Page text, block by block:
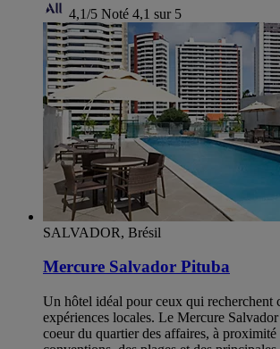
4,1/5 Noté 4,1 sur 5
SALVADOR, Brésil
Mercure Salvador Pituba
Un hôtel idéal pour ceux qui recherchent
expériences locales. Le Mercure
coeur du quartier des affaires, à proximité